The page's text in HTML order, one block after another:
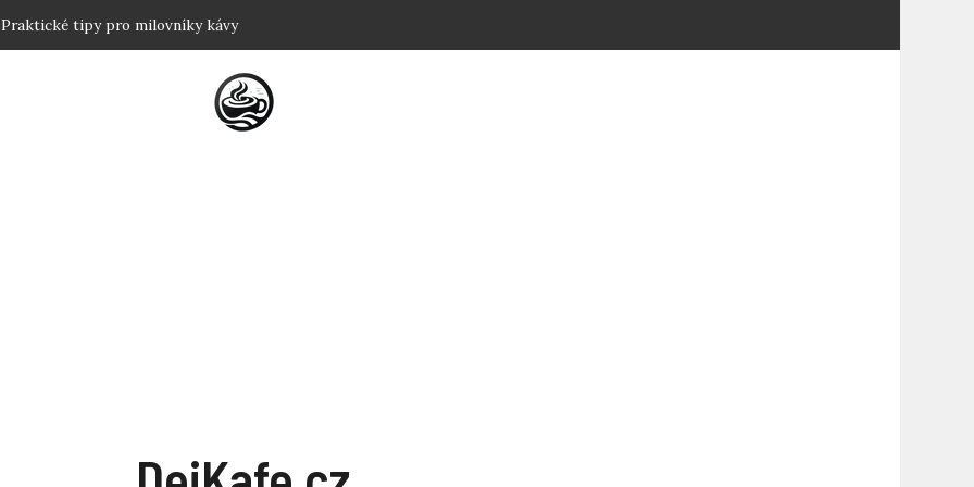
Triky pro klidný spánek